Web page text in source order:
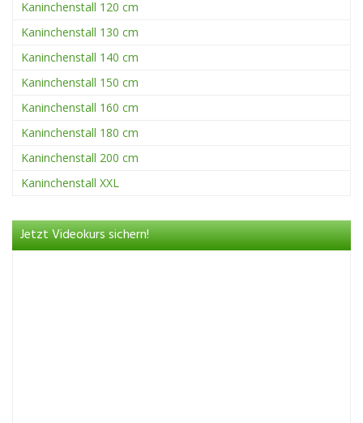
Kaninchenstall 120 cm
Kaninchenstall 130 cm
Kaninchenstall 140 cm
Kaninchenstall 150 cm
Kaninchenstall 160 cm
Kaninchenstall 180 cm
Kaninchenstall 200 cm
Kaninchenstall XXL
Jetzt Videokurs sichern!